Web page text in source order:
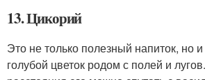
13. Цикорий
Это не только полезный напиток, но
голубой цветок родом с полей и